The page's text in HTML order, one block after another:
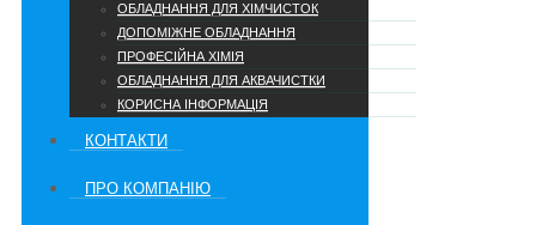
ОБЛАДНАННЯ ДЛЯ ХІМЧИСТОК
ДОПОМІЖНЕ ОБЛАДНАННЯ
ПРОФЕСІЙНА ХІМІЯ
ОБЛАДНАННЯ ДЛЯ АКВАЧИСТКИ
КОРИСНА ІНФОРМАЦІЯ
КОНТАКТИ
ПРО КОМПАНІЮ